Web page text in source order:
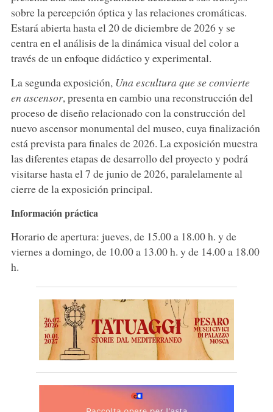
sobre la percepción óptica y las relaciones cromáticas.
Estará abierta hasta el 20 de diciembre de 2026 y se
centra en el análisis de la dinámica visual del color a
través de un enfoque didáctico y experimental.
La segunda exposición, Una escultura que se convierte
en ascensor, presenta en cambio una reconstrucción del
proceso de diseño relacionado con la construcción del
nuevo ascensor monumental del museo, cuya finalización
está prevista para finales de 2026. La exposición muestra
las diferentes etapas de desarrollo del proyecto y podrá
visitarse hasta el 7 de junio de 2026, paralelamente al
cierre de la exposición principal.
Información práctica
Horario de apertura: jueves, de 15.00 a 18.00 h. y de
viernes a domingo, de 10.00 a 13.00 h. y de 14.00 a 18.00
h.